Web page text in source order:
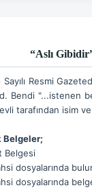
“Aslı
Resmi
Bendi "...istenen
tarafından isim
Belgeler;
Belgesi
dosyalarında
dosyalarında